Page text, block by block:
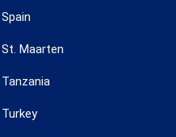
Spain
St. Maarten
Tanzania
Turkey